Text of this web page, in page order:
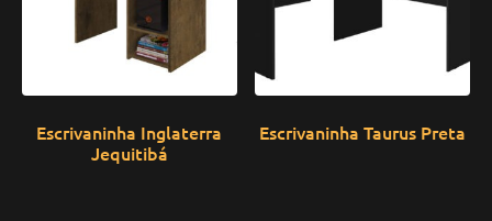
Escrivaninha Inglaterra
Jequitibá
Escrivaninha Taurus Preta